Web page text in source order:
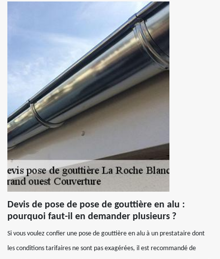
Devis de pose de pose de gouttière en alu :
pourquoi faut-il en demander plusieurs ?
Si vous voulez confier une pose de gouttière en alu à un prestataire dont
les conditions tarifaires ne sont pas exagérées, il est recommandé de